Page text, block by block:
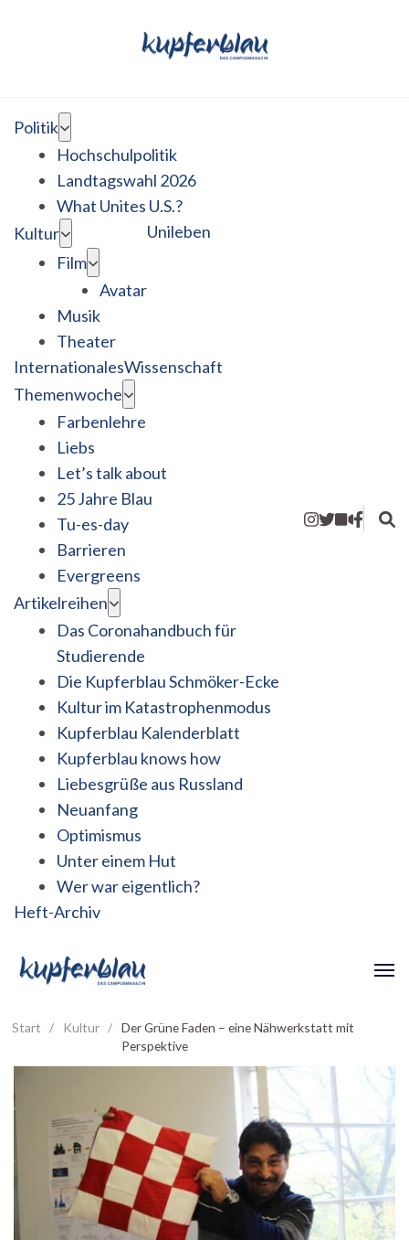
Politik
Hochschulpolitik
Landtagswahl 2026
What Unites U.S.?
Kultur
Film
Avatar
Musik
Theater
Unileben
InternationalesWissenschaft
Themenwoche
Farbenlehre
Liebs
Let’s talk about
25 Jahre Blau
Tu-es-day
Barrieren
Evergreens
Artikelreihen
Das Coronahandbuch für
Studierende
Die Kupferblau Schmöker-Ecke
Kultur im Katastrophenmodus
Kupferblau Kalenderblatt
Kupferblau knows how
Liebesgrüße aus Russland
Neuanfang
Optimismus
Unter einem Hut
Wer war eigentlich?
Heft-Archiv
Start / Kultur /
Der Grüne Faden – eine Nähwerkstatt mit
Perspektive